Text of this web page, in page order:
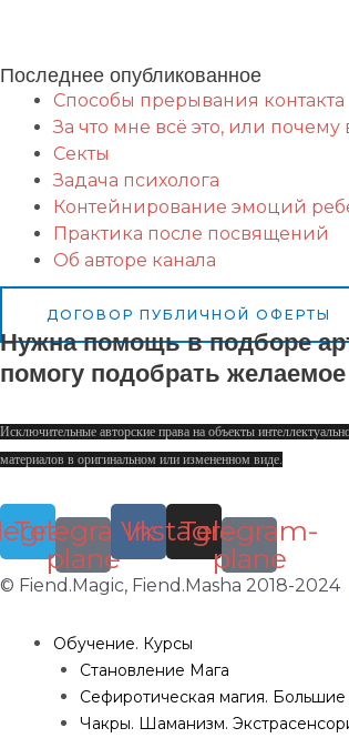
Последнее опубликованное
Способы прерывания контакта
За что мне всё это, или
Секты
Задача психолога
Контейнирование эмоций
Практика после посвящений
Об авторе канала
ДОГОВОР ПУБЛИЧНОЙ ОФЕРТЫ
Нужна помощь в подборе
помогу подобрать желаемое
Исключительные авторские права на объекты
материалов в оригинальном или измененном виде.
Telegram-
plane
Vk
Instagram
Telegram-
plane
© Fiend.Magic, Fiend.Masha 2018-2024
Обучение. Курсы
Становление Мага
Сефиротическая магия. Большие
Чакры. Шаманизм.